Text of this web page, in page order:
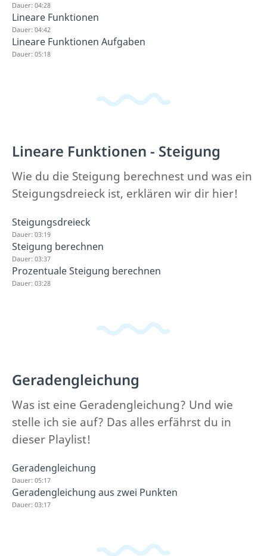
Dauer: 04:28
Lineare Funktionen
Dauer: 04:42
Lineare Funktionen Aufgaben
Dauer: 05:18
Lineare Funktionen - Steigung
Wie du die Steigung berechnest und was ein
Steigungsdreieck ist, erklären wir dir hier!
Steigungsdreieck
Dauer: 03:19
Steigung berechnen
Dauer: 03:37
Prozentuale Steigung berechnen
Dauer: 03:28
Geradengleichung
Was ist eine Geradengleichung? Und wie
stelle ich sie auf? Das alles erfährst du in
dieser Playlist!
Geradengleichung
Dauer: 05:17
Geradengleichung aus zwei Punkten
Dauer: 03:17